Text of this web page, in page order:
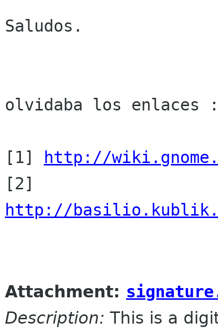
Saludos.
olvidaba los enlaces
[1]
http://
http://
Attachment:
Description: This is a